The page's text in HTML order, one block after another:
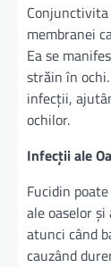
membranei
Ea se
străin în
infecții,
ochilor.
Infecții ale
Fucidin
ale oaselor
atunci când
cauzând